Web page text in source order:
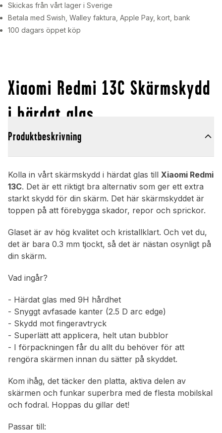
Skickas från vårt lager i Sverige
Betala med Swish, Walley faktura, Apple Pay, kort, bank
100 dagars öppet köp
Xiaomi Redmi 13C Skärmskydd
i härdat glas
Produktbeskrivning
Kolla in vårt skärmskydd i härdat glas till Xiaomi Redmi
13C. Det är ett riktigt bra alternativ som ger ett extra
starkt skydd för din skärm. Det här skärmskyddet är
toppen på att förebygga skador, repor och sprickor.
Glaset är av hög kvalitet och kristallklart. Och vet du,
det är bara 0.3 mm tjockt, så det är nästan osynligt på
din skärm.
Vad ingår?
- Härdat glas med 9H hårdhet
- Snyggt avfasade kanter (2.5 D arc edge)
- Skydd mot fingeravtryck
- Superlätt att applicera, helt utan bubblor
- I förpackningen får du allt du behöver för att
rengöra skärmen innan du sätter på skyddet.
Kom ihåg, det täcker den platta, aktiva delen av
skärmen och funkar superbra med de flesta mobilskal
och fodral. Hoppas du gillar det!
Passar till: